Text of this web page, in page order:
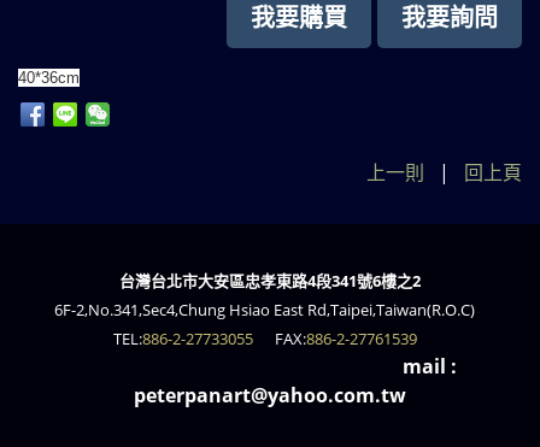
我要購買 我要詢問
40*36cm
上一則 | 回上頁
台灣台北市大安區忠孝東路4段341號6樓之2
6F-2,No.341,Sec4,Chung Hsiao East Rd,Taipei,Taiwan(R.O.C)
TEL:886-2-27733055 FAX:886-2-27761539
mail :
peterpanart@yahoo.com.tw